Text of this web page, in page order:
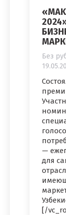
Без
—
для
[/